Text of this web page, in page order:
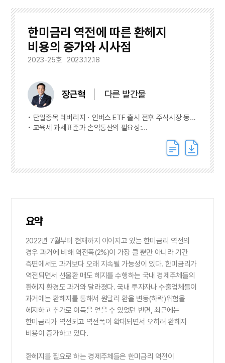
한미금리 역전에 따른 환헤지
비용의 증가와 시사점
2023-25호 2023.12.18
장근혁 다른 발간물
단일종목 레버리지ㆍ인버스 ETF 출시 전후 주식시장 동향
및 시사점
교육세 과세표준과 손익통산의 필요성:
요약
2022년 7월부터 현재까지 이어지고 있는 한미금리 역전의
경우 과거에 비해 역전폭(2%)이 가장 클 뿐만 아니라 기간
측면에서도 과거보다 오래 지속될 가능성이 있다. 한미금리가
역전되면서 선물환 매도 헤지를 수행하는 국내 경제주체들의
환헤지 환경도 과거와 달라졌다. 국내 투자자나 수출업체들이
과거에는 환헤지를 통해서 원달러 환율 변동(하락)위험을
헤지하고 추가로 이득을 얻을 수 있었던 반면, 최근에는
한미금리가 역전되고 역전폭이 확대되면서 오히려 환헤지
비용이 증가하고 있다.
환헤지를 필요로 하는 경제주체들은 한미금리 역전이